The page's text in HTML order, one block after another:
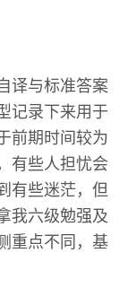
译与标准答案
记录下来用于
前期时间较为
有些人担忧会
有些迷茫，但
我六级勉强及
重点不同，基